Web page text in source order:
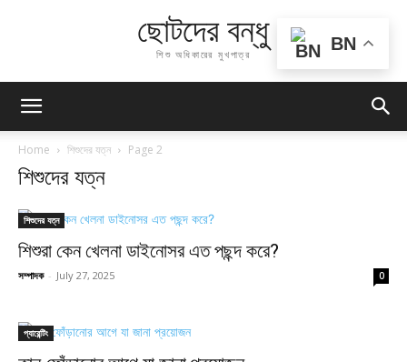
ছোটদের বন্ধু
শিশু অধিকারের মুখপাত্র
Home শিশুদের যত্ন Page 2
শিশুদের যত্ন
শিশুদের যত্ন
শিশুরা কেন খেলনা ডাইনোসর এত পছন্দ করে?
সম্পাদক - July 27, 2025 0
প্যারেন্টিং
BN